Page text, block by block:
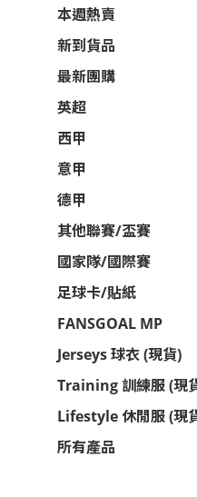
本週熱賣
新到貨品
最新團購
英超
西甲
意甲
德甲
其他聯賽/盃賽
國家隊/國際賽
足球卡/貼紙
FANSGOAL MP
Jerseys 球衣 (現貨)
Training 訓練服 (現
Lifestyle 休閒服 (現
所有產品